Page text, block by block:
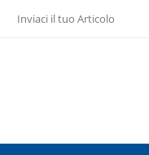
Inviaci il tuo Articolo